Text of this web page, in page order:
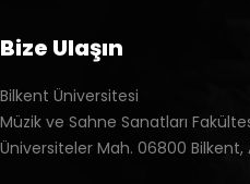
Bize Ulaşın
Bilkent Üniversitesi
Müzik ve Sahne Sanatları
Üniversiteler Mah. 06800 Bilkent,